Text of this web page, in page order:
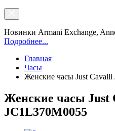
Новинки Armani Exchange,
Подробнее...
Главная
Часы
Женские часы Just
Женские часы Just
JC1L370M0055